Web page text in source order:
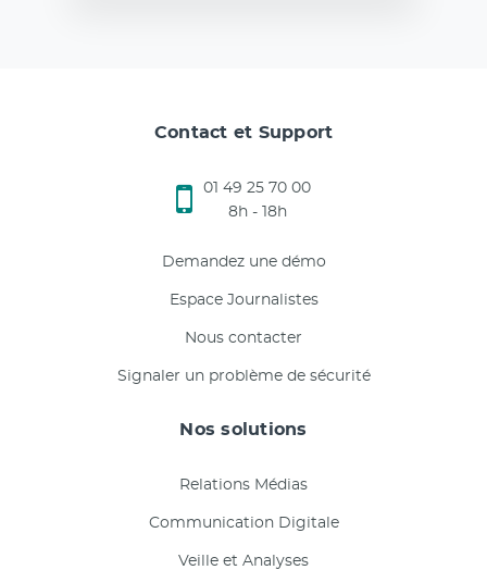
Contact et Support
01 49 25 70 00
8h - 18h
Demandez une démo
Espace Journalistes
Nous contacter
Signaler un problème de sécurité
Nos solutions
Relations Médias
Communication Digitale
Veille et Analyses